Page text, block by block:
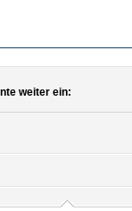
weiter ein: